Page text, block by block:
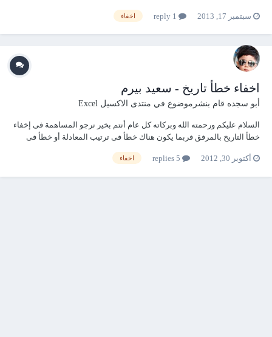
سبتمبر 17, 2013 اخفاء
اخفاء خطأ تاريخ - سعيد بيرم
أبو سجده قام بنشرموضوع في منتدى الاكسيل Excel
السلام عليكم ورحمته الله وبركاته كل عام أنتم بخير نرجو المساهمة فى إخفاء
خطأ التاريخ بالمرفق فربما يكون هناك خطأ فى ترتيب المعادلة أو خطأ فى
أكتوبر 30, 2012
اخفاء